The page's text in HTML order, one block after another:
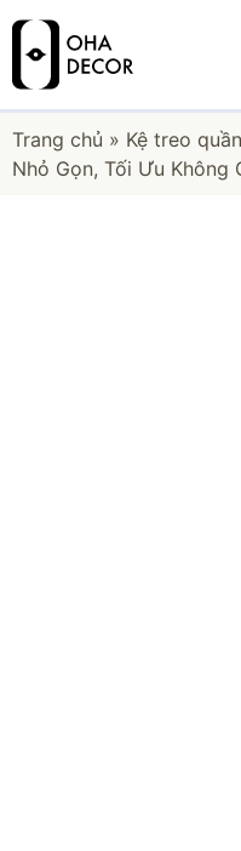
Trang chủ » Kệ treo
Nhỏ Gọn, Tối Ưu Không